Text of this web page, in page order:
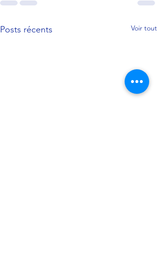
Posts récents Voir tout